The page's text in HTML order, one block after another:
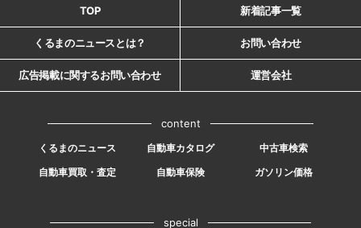
TOP 新着記事一覧
くるまのニュースとは？ お問い合わせ
広告掲載に関するお問い合わせ 運営会社
content
くるまのニュース 自動車カタログ
中古車検索
自動車買取・査定
自動車保険 ガソリン価格
special